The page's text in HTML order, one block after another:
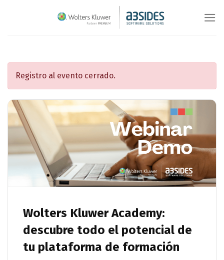
Registro al evento cerrado.
Wolters Kluwer Academy:
descubre todo el potencial de
tu plataforma de formación